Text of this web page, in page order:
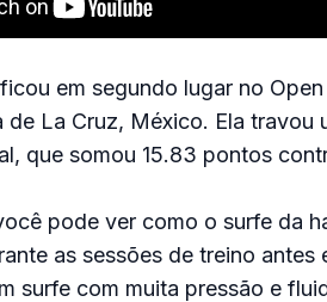
em segundo lugar no
de La Cruz, México. Ela
que somou 15.83 pontos
pode ver como o surfe da
as sessões de treino
surfe com muita pressão e